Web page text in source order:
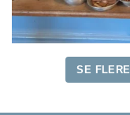
SE FLERE